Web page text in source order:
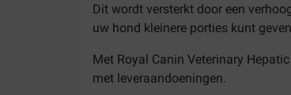
Dit wordt versterkt door een
uw hond kleinere porties kunt
Met Royal Canin Veterinary
met leveraandoeningen.